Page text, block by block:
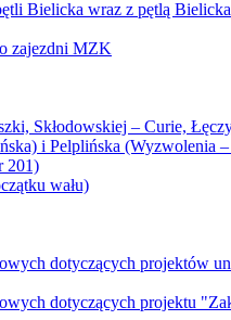
Bielicka wraz z pętlą Bielicka
zajezdni MZK
Skłodowskiej – Curie,
i Pelplińska (Wyzwolenia –
201)
wału)
dotyczących projektów
dotyczących projektu